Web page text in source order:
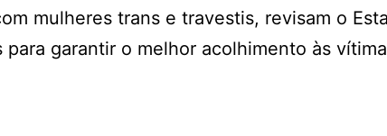
mulheres trans e travestis, revisam o
garantir o melhor acolhimento às